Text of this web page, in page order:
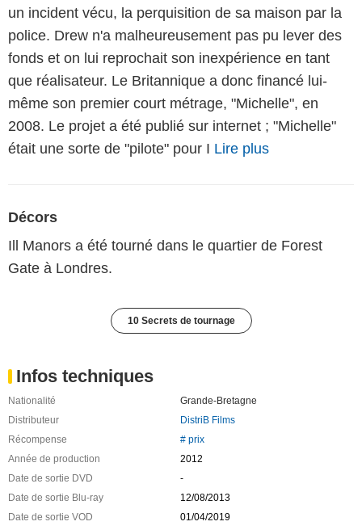
un incident vécu, la perquisition de sa maison par la
police. Drew n'a malheureusement pas pu lever des
fonds et on lui reprochait son inexpérience en tant
que réalisateur. Le Britannique a donc financé lui-
même son premier court métrage, "Michelle", en
2008. Le projet a été publié sur internet ; "Michelle"
était une sorte de "pilote" pour I Lire plus
Décors
Ill Manors a été tourné dans le quartier de Forest
Gate à Londres.
10 Secrets de tournage
Infos techniques
Nationalité
Grande-Bretagne
Distributeur
DistriB Films
Récompense
# prix
Année de production
2012
Date de sortie DVD
-
Date de sortie Blu-ray
12/08/2013
Date de sortie VOD
01/04/2019